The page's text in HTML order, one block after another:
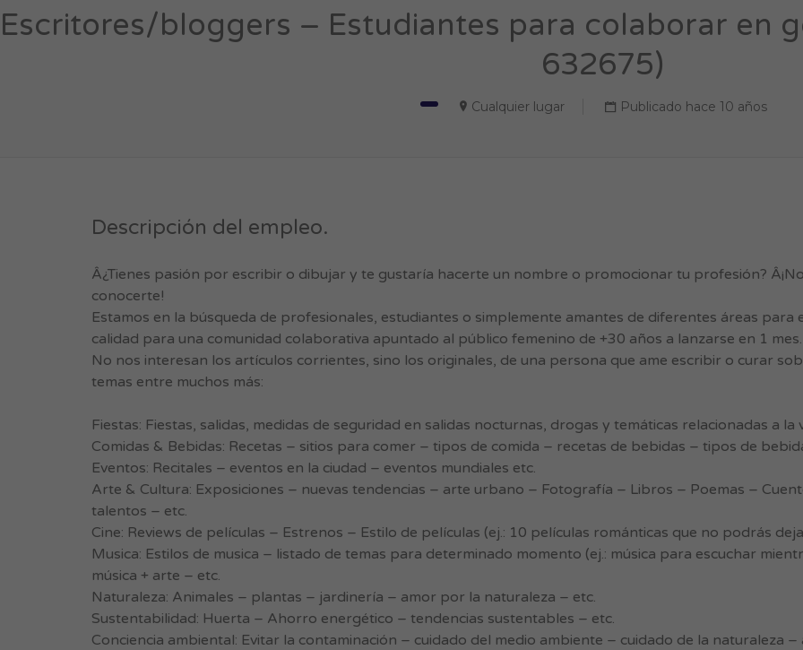
Escritores/bloggers – Estudiantes para colaborar en
632675)
Cualquier lugar Publicado hace 10 años
Descripción del empleo.
Â¿Tienes pasión por escribir o dibujar y te gustaría hacerte un nombre o promocionar tu profesión?
conocerte!
Estamos en la búsqueda de profesionales, estudiantes o simplemente amantes de diferentes áreas para
calidad para una comunidad colaborativa apuntado al público femenino de +30 años a lanzarse en 1 mes.
No nos interesan los artículos corrientes, sino los originales, de una persona que ame escribir o curar
temas entre muchos más:
Fiestas: Fiestas, salidas, medidas de seguridad en salidas nocturnas, drogas y temáticas relacionadas a la
Comidas & Bebidas: Recetas – sitios para comer – tipos de comida – recetas de bebidas – tipos de
Eventos: Recitales – eventos en la ciudad – eventos mundiales etc.
Arte & Cultura: Exposiciones – nuevas tendencias – arte urbano – Fotografía – Libros – Poemas –
talentos – etc.
Cine: Reviews de películas – Estrenos – Estilo de películas (ej.: 10 películas románticas que no podrás
Musica: Estilos de musica – listado de temas para determinado momento (ej.: música para escuchar
música + arte – etc.
Naturaleza: Animales – plantas – jardinería – amor por la naturaleza – etc.
Sustentabilidad: Huerta – Ahorro energético – tendencias sustentables – etc.
Conciencia ambiental: Evitar la contaminación – cuidado del medio ambiente – cuidado de la naturaleza –